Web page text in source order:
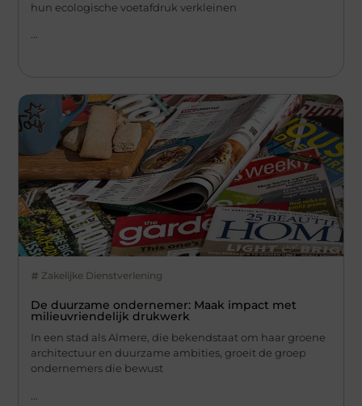
hun ecologische voetafdruk verkleinen
...
Zakelijke Dienstverlening
De duurzame ondernemer: Maak impact met
milieuvriendelijk drukwerk
In een stad als Almere, die bekendstaat om haar groene
architectuur en duurzame ambities, groeit de groep
ondernemers die bewust